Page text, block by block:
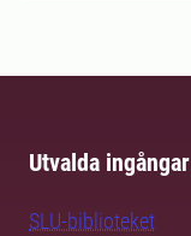
Utvalda ingångar
SLU-biblioteket